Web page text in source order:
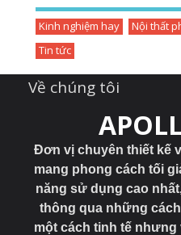
Kinh nghiệm hay Nội thất
Tin tức
Về chúng tôi
Đơn vị chuyên thiết kế
mang phong cách tối
năng sử dụng cao
thông qua những
một cách tinh tế